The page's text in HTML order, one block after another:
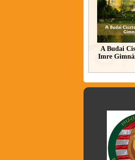
A Budai
Imre